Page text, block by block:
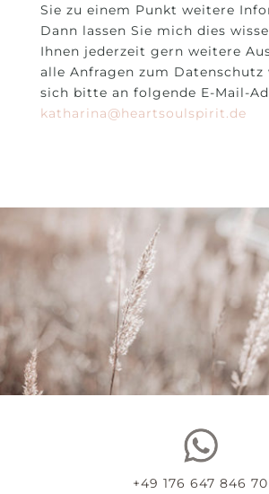
Sie zu einem Punkt weitere
Dann lassen Sie mich dies
Ihnen jederzeit gern weitere
alle Anfragen zum Datenschutz
sich bitte an folgende E-Mail-
katharina@heartsoulspirit.de
+49 176 647 846 70